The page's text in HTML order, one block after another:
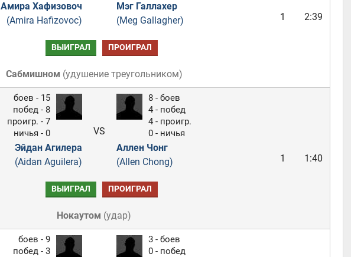
Амира Хафизовоч
(Amira Hafizovoc)
Мэг Галлахер
(Meg Gallagher)
1 2:39
ВЫИГРАЛ ПРОИГРАЛ
Сабмишном (удушение треугольником)
боев - 15
побед - 8
проигр. - 7
ничья - 0
Эйдан Агилера
(Aidan Aguilera)
VS
8 - боев
4 - побед
4 - проигр.
0 - ничья
Аллен Чонг
(Allen Chong)
1 1:40
ВЫИГРАЛ ПРОИГРАЛ
Нокаутом (удар)
боев - 9
побед - 3
3 - боев
0 - побед